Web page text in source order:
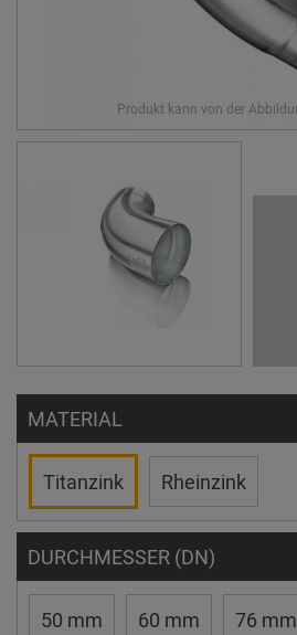
MATERIAL
Titanzink Rheinzink
DURCHMESSER (DN)
50 mm 60 mm 76 mm